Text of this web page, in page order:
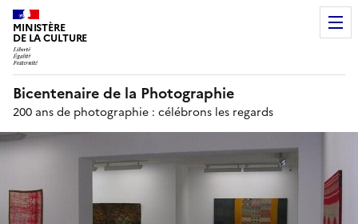
MINISTÈRE
DE LA CULTURE
Bicentenaire de la Photographie
200 ans de photographie : célébrons les regards